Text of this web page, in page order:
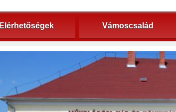
Elérhetőségek Vámoscsalád